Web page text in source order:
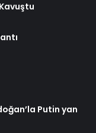
Putin yan